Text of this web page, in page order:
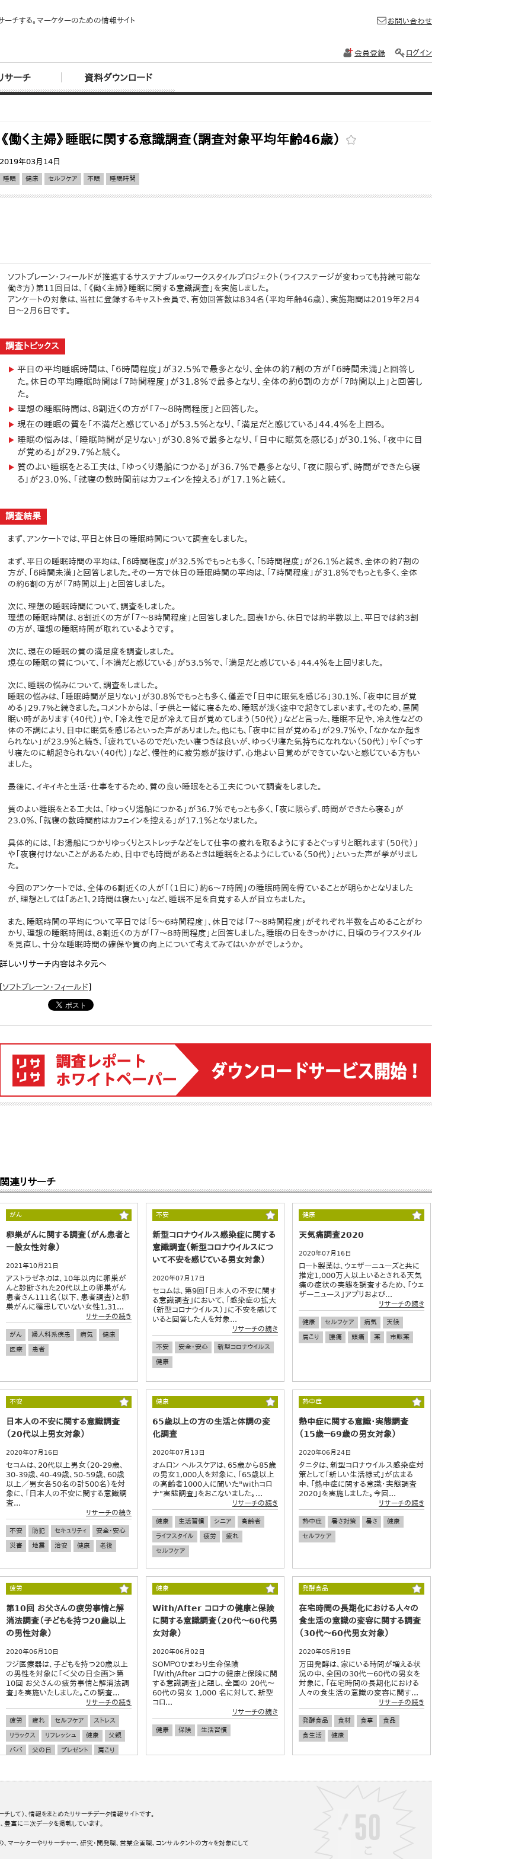
ーチする。マーケターのための情報サイト
サーチ 資料ダウンロード
お問い合わせ
会員登録 ログイン
《働く主婦》睡眠に関する意識調査（調査対象平均年齢46歳）
2019年03月14日
睡眠 健康 セルフケア 不眠 睡眠時間
ソフトブレーン・フィールドが推進するサステナブル∞ワークスタイルプロジェクト（ライフステージが変わっても持続可能な
働き方）第11回目は、「《働く主婦》睡眠に関する意識調査」を実施しました。
アンケートの対象は、当社に登録するキャスト会員で、有効回答数は834名（平均年齢46歳）、実施期間は2019年2月4
日～2月6日です。
調査トピックス
平日の平均睡眠時間は、「６時間程度」が32.5％で最多となり、全体の約７割の方が「６時間未満」と回答し
た。休日の平均睡眠時間は「７時間程度」が31.8％で最多となり、全体の約６割の方が「７時間以上」と回答し
た。
理想の睡眠時間は、８割近くの方が「７～８時間程度」と回答した。
現在の睡眠の質を「不満だと感じている」が53.5％となり、「満足だと感じている」44.4％を上回る。
睡眠の悩みは、「睡眠時間が足りない」が30.8％で最多となり、「日中に眠気を感じる」が30.1％、「夜中に目
が覚める」が29.7％と続く。
質のよい睡眠をとる工夫は、「ゆっくり湯船につかる」が36.7％で最多となり、「夜に限らず、時間ができたら寝
る」が23.0％、「就寝の数時間前はカフェインを控える」が17.1％と続く。
調査結果
まず、アンケートでは、平日と休日の睡眠時間について調査をしました。
まず、平日の睡眠時間の平均は、「６時間程度」が32.5％でもっとも多く、「５時間程度」が26.1％と続き、全体の約７割の
方が、「６時間未満」と回答しました。その一方で休日の睡眠時間の平均は、「７時間程度」が31.8％でもっとも多く、全体
の約６割の方が「７時間以上」と回答しました。
次に、理想の睡眠時間について、調査をしました。
理想の睡眠時間は、８割近くの方が「７～８時間程度」と回答しました。図表１から、休日では約半数以上、平日では約３割
の方が、理想の睡眠時間が取れているようです。
次に、現在の睡眠の質の満足度を調査しました。
現在の睡眠の質について、「不満だと感じている」が53.5％で、「満足だと感じている」44.4％を上回りました。
次に、睡眠の悩みについて、調査をしました。
睡眠の悩みは、「睡眠時間が足りない」が30.8％でもっとも多く、僅差で「日中に眠気を感じる」30.1％、「夜中に目が覚
める」29.7%と続きました。コメントからは、「子供と一緒に寝るため、睡眠が浅く途中で起きてしまいます。そのため、昼間
眠い時があります（40代）」や、「冷え性で足が冷えて目が覚めてしまう（50代）」などと言った、睡眠不足や、冷え性などの
体の不調により、日中に眠気を感じるといった声がありました。他にも、「夜中に目が覚める」が29.7％や、「なかなか起き
られない」が23.9％と続き、「疲れているのでだいたい寝つきは良いが、ゆっくり寝た気持ちになれない（50代）」や「ぐっす
り寝たのに朝起きられない（40代）」など、慢性的に疲労感が抜けず、心地よい目覚めができていないと感じている方もい
ました。
最後に、イキイキと生活・仕事をするため、質の良い睡眠をとる工夫について調査をしました。
質のよい睡眠をとる工夫は、「ゆっくり湯船につかる」が36.7％でもっとも多く、「夜に限らず、時間ができたら寝る」が
23.0％、「就寝の数時間前はカフェインを控える」が17.1％となりました。
具体的には、「お湯船につかりゆっくりとストレッチなどをして仕事の疲れを取るようにするとぐっすりと眠れます（50代）」
や「夜寝付けないことがあるため、日中でも時間があるときは睡眠をとるようにしている（50代）」といった声が挙がりまし
た。
今回のアンケートでは、全体の6割近くの人が「（1日に）約6～7時間」の睡眠時間を得ていることが明らかとなりました
が、理想としては「あと１、2時間は寝たい」など、睡眠不足を自覚する人が目立ちました。
また、睡眠時間の平均について平日では「５～６時間程度」、休日では「７～８時間程度」がそれぞれ半数を占めることがわ
かり、理想の睡眠時間は、８割近くの方が「７～８時間程度」と回答しました。睡眠の日をきっかけに、日頃のライフスタイル
を見直し、十分な睡眠時間の確保や質の向上について考えてみてはいかがでしょうか。
詳しいリサーチ内容はネタ元へ
[ソフトブレーン・フィールド]
関連リサーチ
がん
卵巣がんに関する調査（がん患者と
一般女性対象）
2021年10月21日
アストラゼネカは、10年以内に卵巣が
んと診断された20代以上の卵巣がん
患者さん111名（以下、患者調査）と卵
巣がんに罹患していない女性1,31...
リサーチの続き
がん 婦人科系疾患 病気
健康
医療
患者
不安
新型コロナウイルス感染症に関する
意識調査（新型コロナウイルスにつ
いて不安を感じている男女対象）
2020年07月17日
セコムは、第9回「日本人の不安に関す
る意識調査」において、「感染症の拡大
（新型コロナウイルス）」に不安を感じて
いると回答した人を対象...
リサーチの続き
不安 安全・安心
新型コロナウイルス
健康
健康
天気痛調査2020
2020年07月16日
ロート製薬は、ウェザーニューズと共に
推定1,000万人以上いるとされる天気
痛の症状の実態を調査するため、「ウェ
ザーニュース」アプリおよび...
リサーチの続き
健康 セルフケア 病気
天候
肩こり
腰痛 頭痛 薬 市販薬
不安
日本人の不安に関する意識調査
（20代以上男女対象）
2020年07月16日
セコムは、20代以上男女（20-29歳、
30-39歳、40-49歳、50-59歳、60歳
以上／男女各50名の計500名）を対
象に、「日本人の不安に関する意識調
査...
リサーチの続き
不安 防犯 セキュリティ
安全・安心
災害
地震 治安 健康 老後
健康
65歳以上の方の生活と体調の変
化調査
2020年07月13日
オムロン ヘルスケアは、65歳から85歳
の男女1,000人を対象に、「65歳以上
の高齢者1000人に聞いた"withコロ
ナ"実態調査」をおこないました。...
リサーチの続き
健康 生活習慣 シニア
高齢者
ライフスタイル
疲労
疲れ
セルフケア
熱中症
熱中症に関する意識・実態調査
（15歳－69歳の男女対象）
2020年06月24日
タニタは、新型コロナウイルス感染症対
策として「新しい生活様式」が広まる
中、「熱中症に関する意識・実態調査
2020」を実施しました。今回...
リサーチの続き
熱中症 暑さ対策 暑さ
健康
セルフケア
疲労
第10回 お父さんの疲労事情と解
消法調査（子どもを持つ20歳以上
の男性対象）
2020年06月10日
フジ医療器は、子どもを持つ20歳以上
の男性を対象に「＜父の日企画＞第
10回 お父さんの疲労事情と解消法調
査」を実施いたしました。この調査...
リサーチの続き
疲労 疲れ セルフケア
ストレス
リラックス
リフレッシュ 健康
父親
パパ
父の日 プレゼント
肩こり
健康
With/After コロナの健康と保険
に関する意識調査（20代～60代男
女対象）
2020年06月02日
ＳＯＭＰＯひまわり生命保険
「With/After コロナの健康と保険に関
する意識調査」と題し、全国の 20代～
60代の男女 1,000 名に対して、新型
コロ...
リサーチの続き
健康 保険 生活習慣
発酵食品
在宅時間の長期化における人々の
食生活の意識の変容に関する調査
（30代～60代男女対象）
2020年05月19日
万田発酵は、家にいる時間が増える状
況の中、全国の30代～60代の男女を
対象に、「在宅時間の長期化における
人々の食生活の意識の変容に関す...
リサーチの続き
発酵食品 食材 食事
食品
食生活
健康
して）、情報をまとめたリサーチデータ情報サイトです。
富に二次データを掲載しています。
マーケターやリサーチャー、研究・開発職、営業企画職、コンサルタントの方々を対象にして